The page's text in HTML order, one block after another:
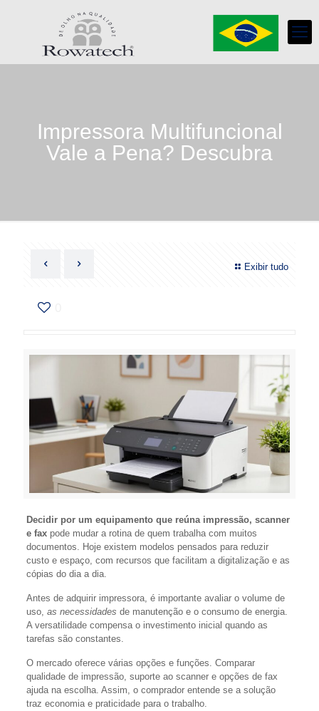
Impressora Multifuncional
Vale a Pena? Descubra
Exibir tudo
Decidir por um equipamento que reúna impressão, scanner
e faxpode mudar a rotina de quem trabalha com muitos
documentos. Hoje existem modelos pensados para reduzir
custo e espaço, com recursos que facilitam a digitalização e as
cópias do dia a dia.
Antes de adquirir impressora, é importante avaliar o volume de
uso, as necessidades de manutenção e o consumo de energia.
A versatilidade compensa o investimento inicial quando as
tarefas são constantes.
O mercado oferece várias opções e funções. Comparar
qualidade de impressão, suporte ao scanner e opções de fax
ajuda na escolha. Assim, o comprador entende se a solução
traz economia e praticidade para o trabalho.